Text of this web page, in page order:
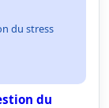
du stress
du